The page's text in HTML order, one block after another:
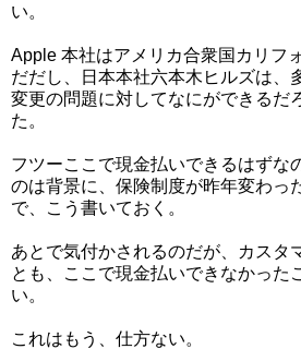
い。
Apple 本社はアメリカ合衆国カリフ
だだし、日本本社六本木ヒルズは、
変更の問題に対してなにができるだ
た。
フツーここで現金払いできるはずな
のは背景に、保険制度が昨年変わっ
で、こう書いておく。
あとで気付かされるのだが、カスタ
とも、ここで現金払いできなかった
い。
これはもう、仕方ない。